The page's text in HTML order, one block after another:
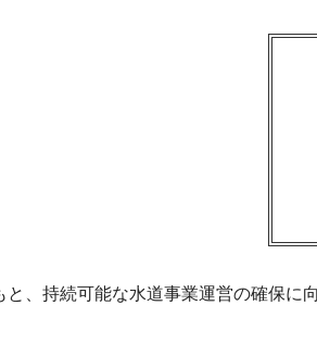
、持続可能な水道事業運営の確保に